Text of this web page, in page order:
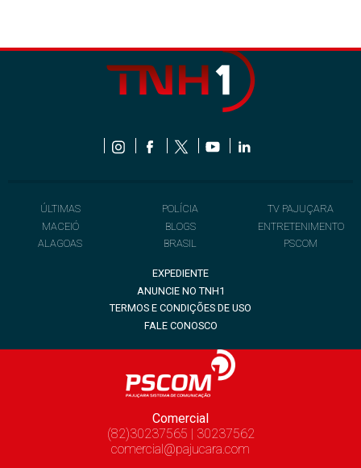
ÚLTIMAS
MACEIÓ
ALAGOAS
POLÍCIA
BLOGS
BRASIL
TV PAJUÇARA
ENTRETENIMENTO
PSCOM
EXPEDIENTE
ANUNCIE NO TNH1
TERMOS E CONDIÇÕES DE USO
FALE CONOSCO
Comercial
(82)30237565 | 30237562
comercial@pajucara.com